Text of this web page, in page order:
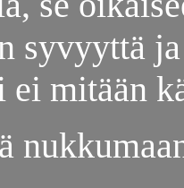
syvyyttä
ei mitään